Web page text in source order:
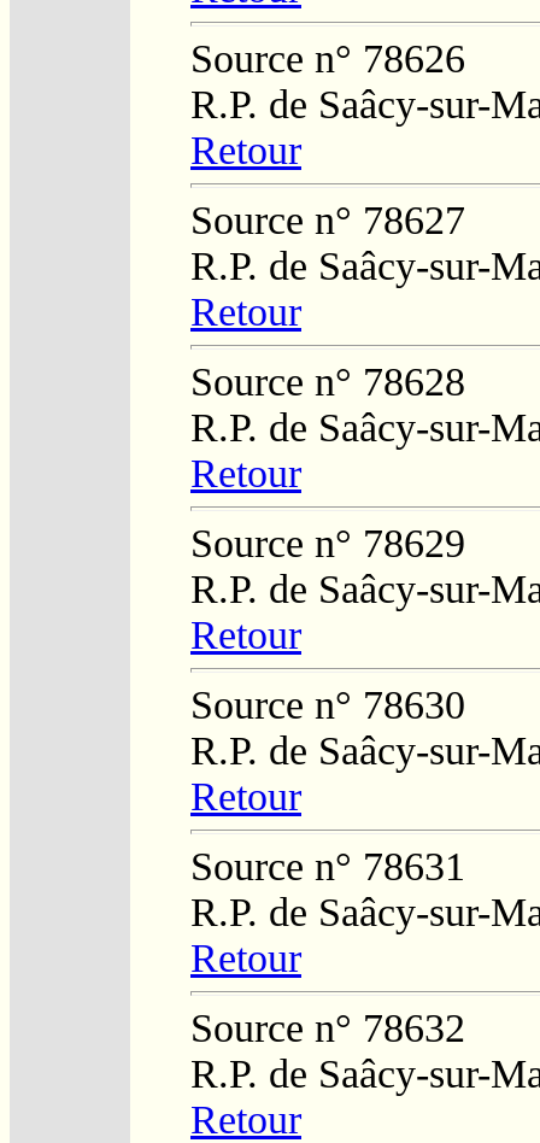
Source n° 78626
R.P. de Saâcy-sur-
Retour
Source n° 78627
R.P. de Saâcy-sur-
Retour
Source n° 78628
R.P. de Saâcy-sur-
Retour
Source n° 78629
R.P. de Saâcy-sur-
Retour
Source n° 78630
R.P. de Saâcy-sur-
Retour
Source n° 78631
R.P. de Saâcy-sur-
Retour
Source n° 78632
R.P. de Saâcy-sur-
Retour